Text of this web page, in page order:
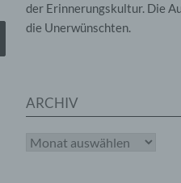
der Erinnerungskultur. Die
die Unerwünschten.
ARCHIV
Archiv